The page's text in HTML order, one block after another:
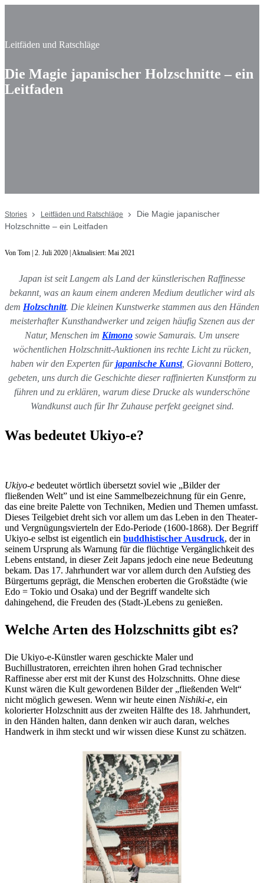
Leitfäden und Ratschläge
Die Magie japanischer Holzschnitte – ein
Leitfaden
Stories Leitfäden und Ratschläge
Die Magie japanischer
Holzschnitte – ein Leitfaden
Von Tom | 2. Juli 2020 | Aktualisiert: Mai 2021
Japan ist seit Langem als Land der künstlerischen Raffinesse
bekannt, was an kaum einem anderen Medium deutlicher wird als
dem Holzschnitt. Die kleinen Kunstwerke stammen aus den Händen
meisterhafter Kunsthandwerker und zeigen häufig Szenen aus der
Natur, Menschen im Kimono sowie Samurais. Um unsere
wöchentlichen Holzschnitt-Auktionen ins rechte Licht zu rücken,
haben wir den Experten fürjapanische Kunst, Giovanni Bottero,
gebeten, uns durch die Geschichte dieser raffinierten Kunstform zu
führen und zu erklären, warum diese Drucke als wunderschöne
Wandkunst auch für Ihr Zuhause perfekt geeignet sind.
Was bedeutet Ukiyo-e?
Ukiyo-e bedeutet wörtlich übersetzt soviel wie „Bilder der
fließenden Welt” und ist eine Sammelbezeichnung für ein Genre,
das eine breite Palette von Techniken, Medien und Themen umfasst.
Dieses Teilgebiet dreht sich vor allem um das Leben in den Theater-
und Vergnügungsvierteln der Edo-Periode (1600-1868). Der Begriff
Ukiyo-e selbst ist eigentlich ein buddhistischer Ausdruck, der in
seinem Ursprung als Warnung für die flüchtige Vergänglichkeit des
Lebens entstand, in dieser Zeit Japans jedoch eine neue Bedeutung
bekam. Das 17. Jahrhundert war vor allem durch den Aufstieg des
Bürgertums geprägt, die Menschen eroberten die Großstädte (wie
Edo = Tokio und Osaka) und der Begriff wandelte sich
dahingehend, die Freuden des (Stadt-)Lebens zu genießen.
Welche Arten des Holzschnitts gibt es?
Die Ukiyo-e-Künstler waren geschickte Maler und
Buchillustratoren, erreichten ihren hohen Grad technischer
Raffinesse aber erst mit der Kunst des Holzschnitts. Ohne diese
Kunst wären die Kult gewordenen Bilder der „fließenden Welt“
nicht möglich gewesen. Wenn wir heute einen Nishiki-e, ein
kolorierter Holzschnitt aus der zweiten Hälfte des 18. Jahrhundert,
in den Händen halten, dann denken wir auch daran, welches
Handwerk in ihm steckt und wir wissen diese Kunst zu schätzen.